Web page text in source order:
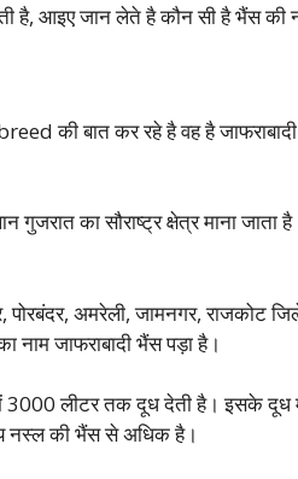
है, आइए जान लेते है कौन सी है भैंस
की बात कर रहे है वह है
गुजरात का सौराष्ट्र क्षेत्र माना
अमरेली, जामनगर, राजकोट
नाम जाफराबादी भैंस पड़ा है।
लीटर तक दूध देती है। इसके दूध में
नस्ल की भैंस से अधिक है।